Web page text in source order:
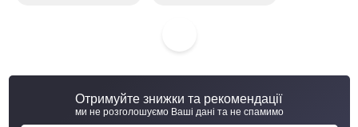
Отримуйте знижки та рекомендації
ми не розголошуємо Ваші дані та не спамимо